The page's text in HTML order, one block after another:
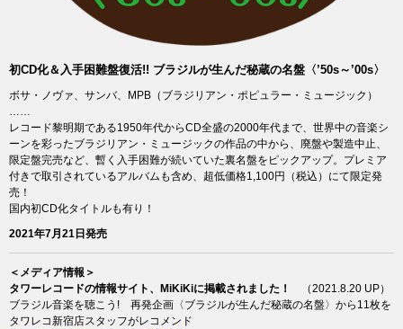
初CD化＆入手困難盤復活!! ブラジルが生んだ秘蔵の名盤〈’50s～’00s〉
ボサ・ノヴァ、サンバ、MPB（ブラジリアン・ポピュラー・ミュージック）
レコード黎明期である1950年代からCD全盛の2000年代まで、世界中の音楽シ
ーンを彩ったブラジリアン・ミュージックの作品の中から、廃盤や製造中止、
限定盤完売など、暫く入手困難が続いていた裏名盤をピックアップ。プレミア
付きで取引されているアルバムも含め、超低価格1,100円（税込）にて限定発
売！
国内初CD化タイトルも有り！
2021年7月21日発売
＜メディア情報＞
タワーレコードの情報サイト、MiKiKiに掲載されました！
（2021.8.20 UP）
ブラジル音楽を聴こう! 再発企画〈ブラジルが生んだ秘蔵の名盤〉から11枚を
タワレコ新宿店スタッフがレコメンド